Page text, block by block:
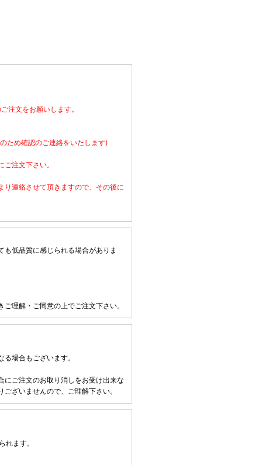
注文をお願いします。
ため確認のご連絡をいたします)
注文下さい。
り連絡させて頂きますので、その後に
低品質に感じられる場合がありま
理解・ご同意の上でご注文下さい。
場合もございます。
にご注文のお取り消しをお受け出来な
ざいませんので、ご理解下さい。
れます。